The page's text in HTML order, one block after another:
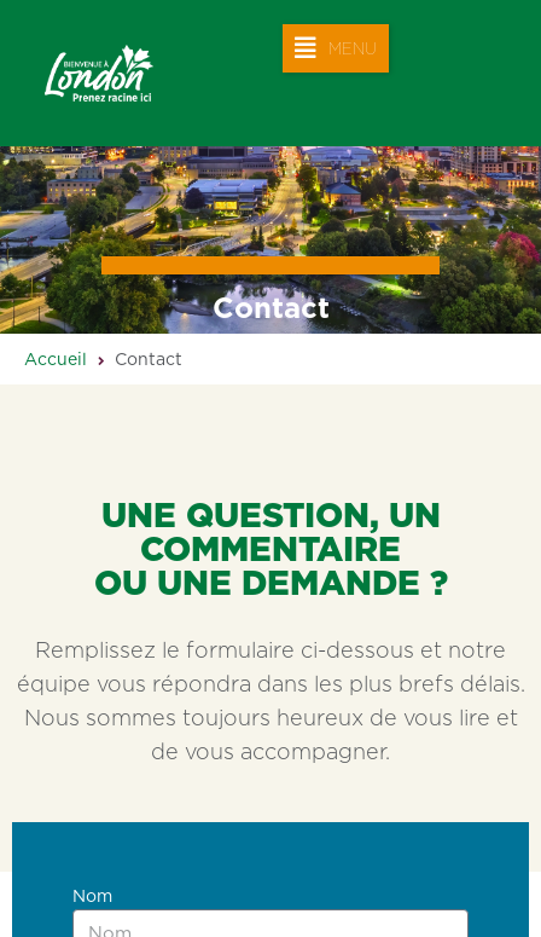
MENU
Contact
Accueil Contact
UNE QUESTION, UN
COMMENTAIRE
OU UNE DEMANDE ?
Remplissez le formulaire ci-dessous et notre
équipe vous répondra dans les plus brefs délais.
Nous sommes toujours heureux de vous lire et
de vous accompagner.
Nom